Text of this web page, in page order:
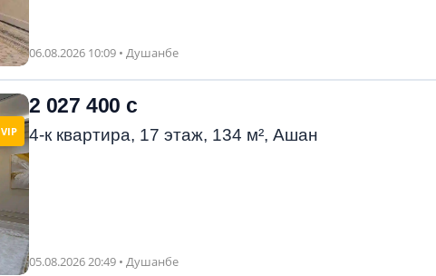
06.08.2026 10:09 • Душанбе
VIP
2 027 400 с
4-к квартира, 17 этаж, 134 м², Ашан
05.08.2026 20:49 • Душанбе